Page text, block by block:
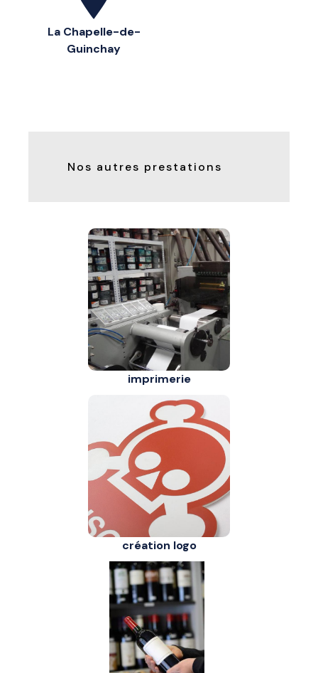
La Chapelle-de-
Guinchay
Nos autres prestations
imprimerie
création logo